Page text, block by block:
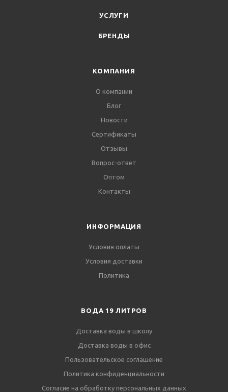
УСЛУГИ
БРЕНДЫ
КОМПАНИЯ
О компании
Блог
Новости
Сертификаты
Отзывы
Вопрос-ответ
Оптом
Контакты
ИНФОРМАЦИЯ
Условия оплаты
Условия доставки
Политика
ВОДА 19 ЛИТРОВ
Доставка воды в школу
Доставка воды в офис
Пользовательское соглашение
Политика конфиденциальности
Согласие на обработку персональных данных